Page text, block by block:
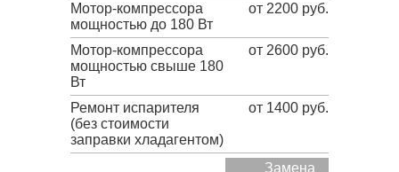
Мотор-компрессора
мощностью до 180 Вт
от 2200 руб.
Мотор-компрессора
мощностью свыше 180
Вт
от 2600 руб.
Ремонт испарителя
(без стоимости
заправки хладагентом)
от 1400 руб.
Замена